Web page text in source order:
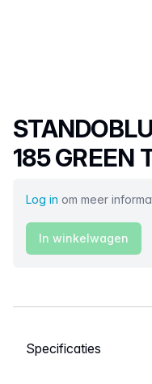
185 GREEN
Log in om meer
In winkelwagen
Selecteer een tabblad